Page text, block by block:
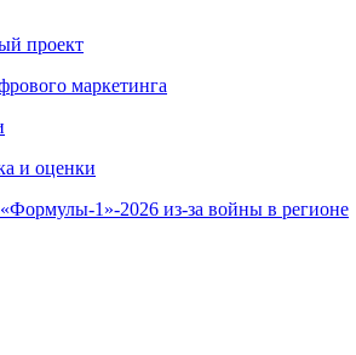
проект
маркетинга
и оценки
1»-2026 из-за войны в регионе